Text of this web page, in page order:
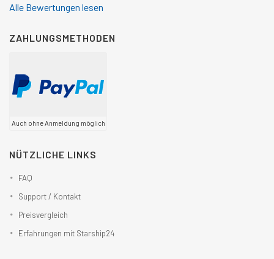
Alle Bewertungen lesen
ZAHLUNGSMETHODEN
Auch ohne Anmeldung möglich
NÜTZLICHE LINKS
FAQ
Support / Kontakt
Preisvergleich
Erfahrungen mit Starship24